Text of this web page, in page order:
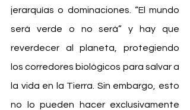
jerarquías o dominaciones. “El mundo
será verde o no será” y hay que
reverdecer al planeta, protegiendo
los corredores biológicos para salvar a
la vida en la Tierra. Sin embargo, esto
no lo pueden hacer exclusivamente